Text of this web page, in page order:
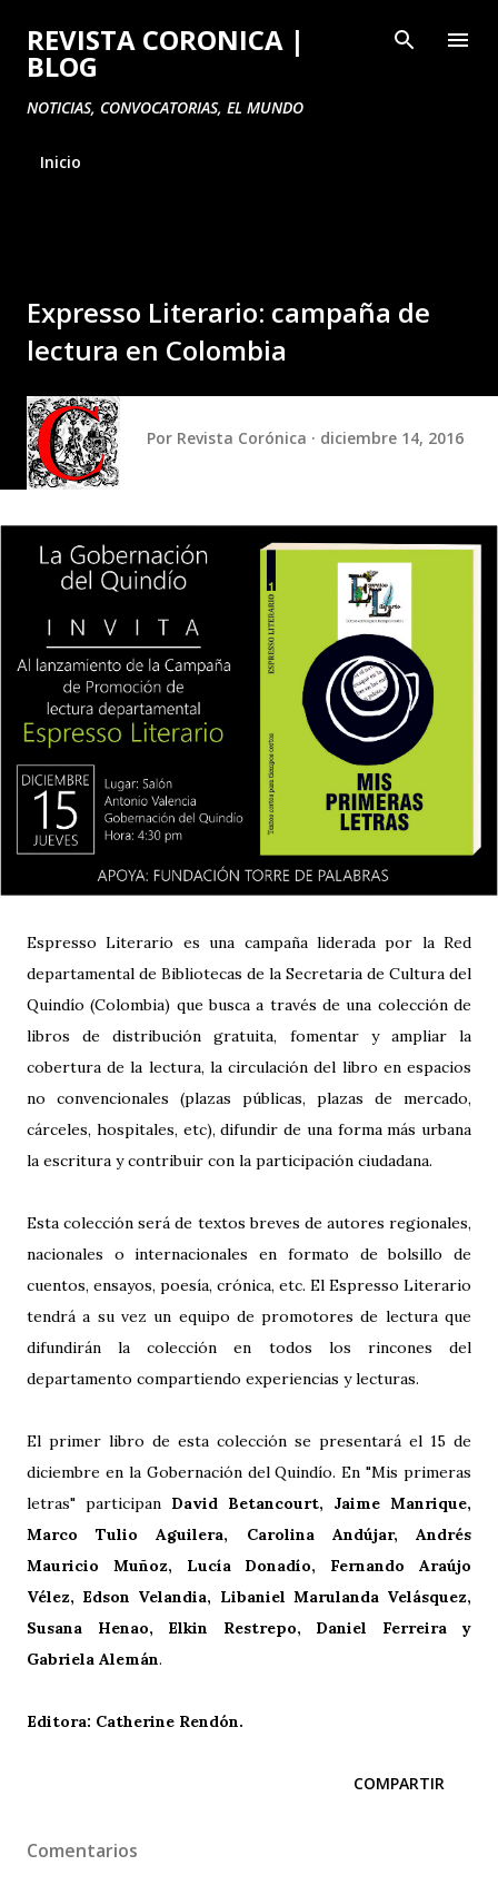
Ir al contenido principal
REVISTA CORONICA |
BLOG
NOTICIAS, CONVOCATORIAS, EL MUNDO
Inicio
Expresso Literario: campaña de
lectura en Colombia
Por Revista Corónica diciembre 14, 2016
Espresso Literario es una campaña liderada por la Red
departamental de Bibliotecas de la Secretaria de Cultura del
Quindío (Colombia) que busca a través de una colección de
libros de distribución gratuita, fomentar y ampliar la
cobertura de la lectura, la circulación del libro en espacios
no convencionales (plazas públicas, plazas de mercado,
cárceles, hospitales, etc), difundir de una forma más urbana
la escritura y contribuir con la participación ciudadana.
Esta colección será de textos breves de autores regionales,
nacionales o internacionales en formato de bolsillo de
cuentos, ensayos, poesía, crónica, etc. El Espresso Literario
tendrá a su vez un equipo de promotores de lectura que
difundirán la colección en todos los rincones del
departamento compartiendo experiencias y lecturas.
El primer libro de esta colección se presentará el 15 de
diciembre en la Gobernación del Quindío. En "Mis primeras
letras" participan David Betancourt, Jaime Manrique,
Marco Tulio Aguilera, Carolina Andújar, Andrés
Mauricio Muñoz, Lucía Donadío, Fernando Araújo
Vélez, Edson Velandia, Libaniel Marulanda Velásquez,
Susana Henao, Elkin Restrepo, Daniel Ferreira y
Gabriela Alemán.
Editora: Catherine Rendón.
COMPARTIR
Comentarios